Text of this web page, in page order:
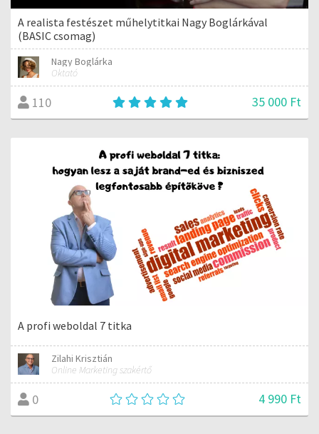
A realista festészet műhelytitkai Nagy Boglárkával
(BASIC csomag)
Nagy Boglárka
Oktató
110 35 000 Ft
A profi weboldal 7 titka
Zilahi Krisztián
Online Marketing szakértő
0 4 990 Ft